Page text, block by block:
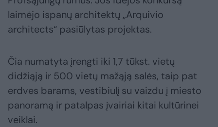
laimėjo ispanų architektų „Arquivio
architects“ pasiūlytas projektas.
Čia numatyta įrengti iki 1,7 tūkst. vietų
didžiąją ir 500 vietų mažąją salės, taip pat
erdves barams, vestibiulį su vaizdu į miesto
panoramą ir patalpas įvairiai kitai kultūrinei
veiklai.